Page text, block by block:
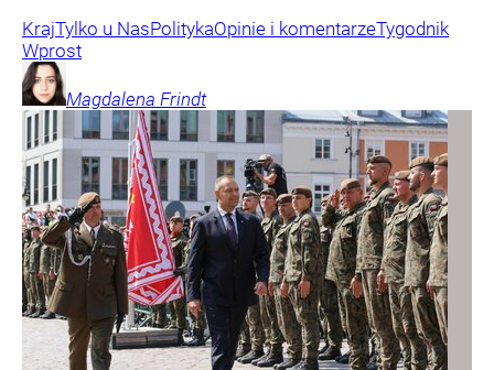
KrajTylko u NasPolitykaOpinie i komentarzeTygodnik
Wprost
Magdalena Frindt